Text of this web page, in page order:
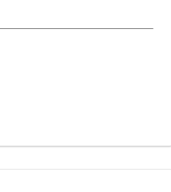
agréable terrasse en bois, une